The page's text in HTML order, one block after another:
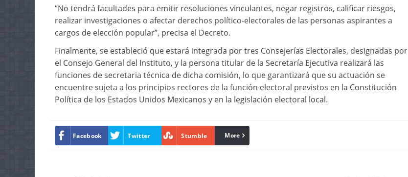
“No tendrá facultades para emitir resoluciones vinculantes, negar registros, calificar riesgos,
realizar investigaciones o afectar derechos político-electorales de las personas aspirantes a
cargos de elección popular”, precisa el Decreto.
Finalmente, se estableció que estará integrada por tres Consejerías Electorales, designadas por
el Consejo General del Instituto, y la persona titular de la Secretaría Ejecutiva realizará las
funciones de secretaria técnica de dicha comisión, lo que garantizará que su actuación se
encuentre sujeta a los principios rectores de la función electoral previstos en la Constitución
Política de los Estados Unidos Mexicanos y en la legislación electoral local.
Facebook Twitter Stumble linkedin
More